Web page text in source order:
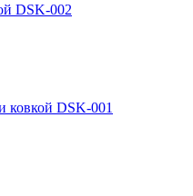
DSK-002
ковкой DSK-001